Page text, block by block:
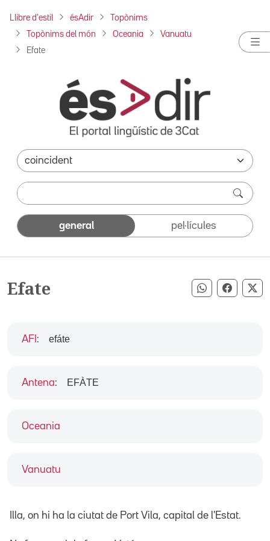
Llibre d'estil ésAdir Topònims
Topònims del món Oceania Vanuatu
Efate
general pel·lícules
Efate Compartir
Oceania
Vanuatu
AFI : efáte
Antena: EFÀTE
Illa, on hi ha la ciutat de Port Vila, capital de l'Estat.